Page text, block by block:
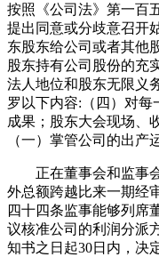
按照《公司法》第一百
提出同意或分歧意召开
东股东给公司或者其他
股东持有公司股份的充
法人地位和股东无限义
罗以下内容:（四）对
成果；股东大会现场、
（一）掌管公司的出产
正在董事会和监事会
外总额跨越比来一期经
四十四条监事能够列席
议核准公司的利润分派
知书之日起30日内，决